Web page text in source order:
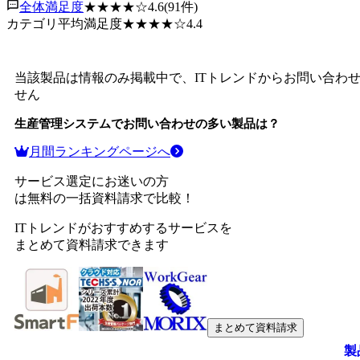
全体満足度★★★★☆4.6(91件)
カテゴリ平均満足度★★★★☆4.4
当該製品は情報のみ掲載中で、ITトレンドからお問い合わ
せん
生産管理システムでお問い合わせの多い製品は？
月間ランキングページへ
サービス選定にお迷いの方
は無料の一括資料請求で比較！
ITトレンドがおすすめするサービスを
まとめて資料請求できます
まとめて資料請求
製